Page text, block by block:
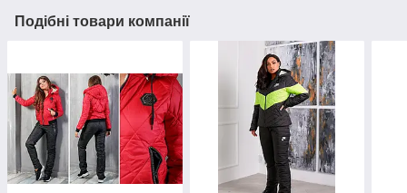
Подібні товари компанії